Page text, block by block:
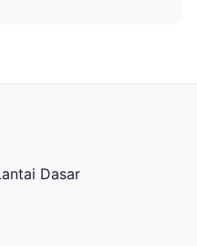
Dasar